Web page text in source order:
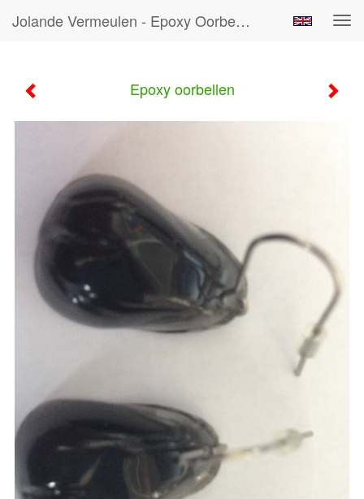
Jolande Vermeulen - Epoxy Oorbellen
Epoxy oorbellen